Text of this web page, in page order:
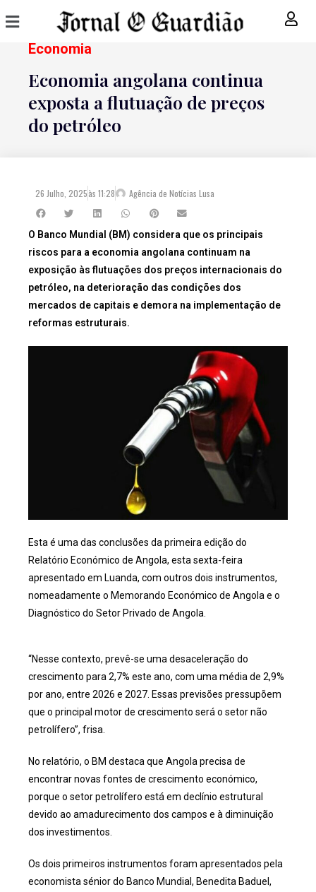
Economia
Economia angolana continua
exposta a flutuação de preços
do petróleo
26 Julho, 2025às 11:28 Agência de Notícias Lusa
O Banco Mundial (BM) considera que os principais
riscos para a economia angolana continuam na
exposição às flutuações dos preços internacionais do
petróleo, na deterioração das condições dos
mercados de capitais e demora na implementação de
reformas estruturais.
Esta é uma das conclusões da primeira edição do
Relatório Económico de Angola, esta sexta-feira
apresentado em Luanda, com outros dois instrumentos,
nomeadamente o Memorando Económico de Angola e o
Diagnóstico do Setor Privado de Angola.
“Nesse contexto, prevê-se uma desaceleração do
crescimento para 2,7% este ano, com uma média de 2,9%
por ano, entre 2026 e 2027. Essas previsões pressupõem
que o principal motor de crescimento será o setor não
petrolífero”, frisa.
No relatório, o BM destaca que Angola precisa de
encontrar novas fontes de crescimento económico,
porque o setor petrolífero está em declínio estrutural
devido ao amadurecimento dos campos e à diminuição
dos investimentos.
Os dois primeiros instrumentos foram apresentados pela
economista sénior do Banco Mundial, Benedita Baduel,